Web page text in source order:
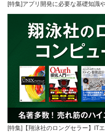
[特集]アプリ開発に必要な基礎知識
[特集]【翔泳社のロングセラー】IT